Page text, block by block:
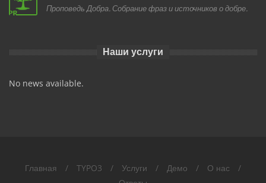
Проповедь Добра. Собрание фраз и источников о добре.
Наши услуги
No news available.
Главная / TYPO3 / Услуги / Демо / О нас
/